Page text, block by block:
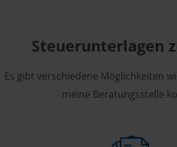
Steuerunterlagen
Es gibt verschiedene Möglichkeiten
meine Beratungsstelle